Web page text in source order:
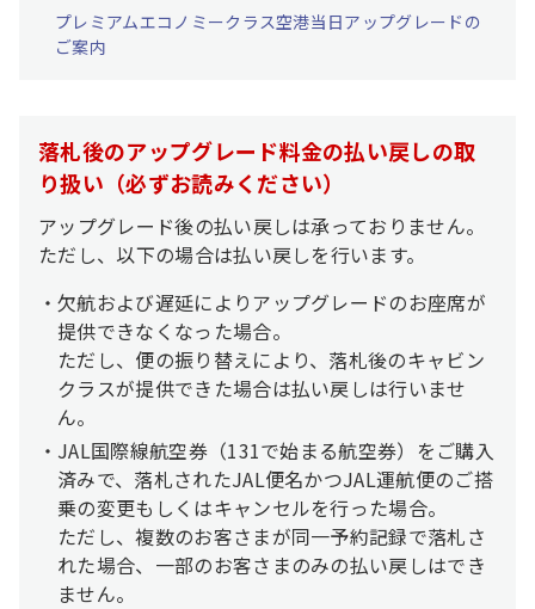
プレミアムエコノミークラス空港当日アップグレードの
ご案内
落札後のアップグレード料金の払い戻しの取
り扱い（必ずお読みください）
アップグレード後の払い戻しは承っておりません。
ただし、以下の場合は払い戻しを行います。
欠航および遅延によりアップグレードのお座席が
提供できなくなった場合。
ただし、便の振り替えにより、落札後のキャビン
クラスが提供できた場合は払い戻しは行いませ
ん。
JAL国際線航空券（131で始まる航空券）をご購入
済みで、落札されたJAL便名かつJAL運航便のご搭
乗の変更もしくはキャンセルを行った場合。
ただし、複数のお客さまが同一予約記録で落札さ
れた場合、一部のお客さまのみの払い戻しはでき
ません。